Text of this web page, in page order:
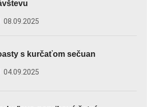
08.09.2025
s kurčaťom sečuan
04.09.2025